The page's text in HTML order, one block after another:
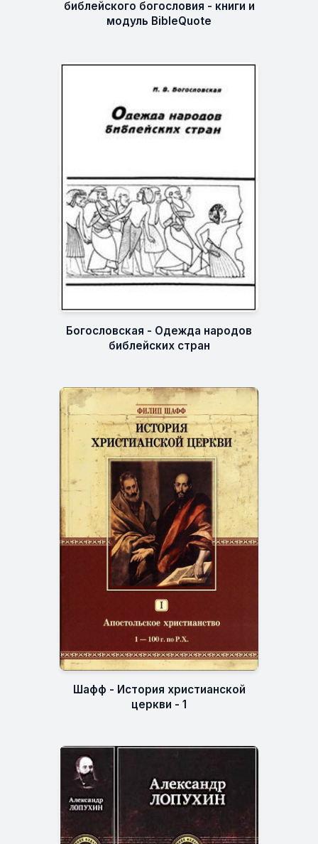
библейского богословия - книги и
модуль BibleQuote
Богословская - Одежда народов
библейских стран
Шафф - История христианской
церкви - 1